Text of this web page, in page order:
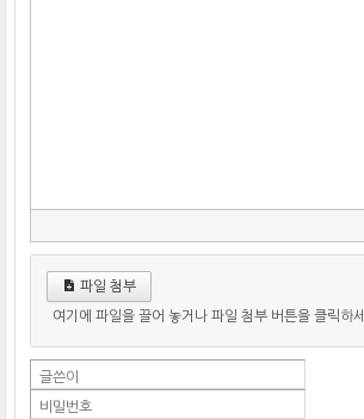
파일 첨부
여기에 파일을 끌어 놓거나 파일 첨부 버튼을 클릭하
글쓴이
비밀번호